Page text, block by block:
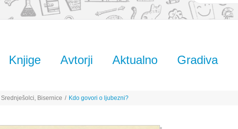
Knjige Avtorji Aktualno Gradiva
Srednješolci, Bisernice / Kdo govori o ljubezni?